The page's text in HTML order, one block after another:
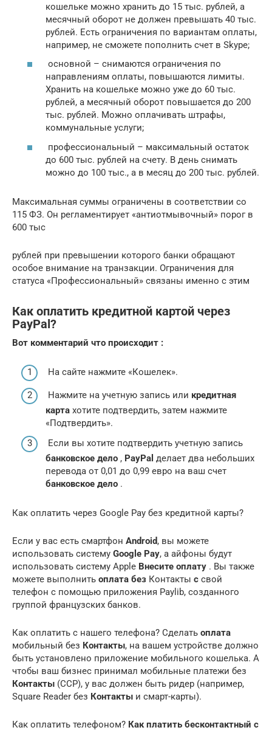
кошельке можно хранить до 15 тыс. рублей, а
месячный оборот не должен превышать 40 тыс.
рублей. Есть ограничения по вариантам оплаты,
например, не сможете пополнить счет в Skype;
основной – снимаются ограничения по
направлениям оплаты, повышаются лимиты.
Хранить на кошельке можно уже до 60 тыс.
рублей, а месячный оборот повышается до 200
тыс. рублей. Можно оплачивать штрафы,
коммунальные услуги;
профессиональный – максимальный остаток
до 600 тыс. рублей на счету. В день снимать
можно до 100 тыс., а в месяц до 200 тыс. рублей.
Максимальная суммы ограничены в соответствии со
115 ФЗ. Он регламентирует «антиотмывочный» порог в
600 тыс
рублей при превышении которого банки обращают
особое внимание на транзакции. Ограничения для
статуса «Профессиональный» связаны именно с этим
Как оплатить кредитной картой через
PayPal?
Вот комментарий что происходит :
На сайте нажмите «Кошелек».
Нажмите на учетную запись или кредитная
карта хотите подтвердить, затем нажмите
«Подтвердить».
Если вы хотите подтвердить учетную запись
банковское дело , PayPal делает два небольших
перевода от 0,01 до 0,99 евро на ваш счет
банковское дело .
Как оплатить через Google Pay без кредитной карты?
Если у вас есть смартфон Android, вы можете
использовать систему Google Pay, а айфоны будут
использовать систему Apple Внесите оплату . Вы также
можете выполнить оплата без Контакты с свой
телефон с помощью приложения Paylib, созданного
группой французских банков.
Как оплатить с нашего телефона? Сделать оплата
мобильный без Контакты, на вашем устройстве должно
быть установлено приложение мобильного кошелька. А
чтобы ваш бизнес принимал мобильные платежи без
Контакты (CCP), у вас должен быть ридер (например,
Square Reader без Контакты и смарт-карты).
Как оплатить телефоном? Как платить бесконтактный с